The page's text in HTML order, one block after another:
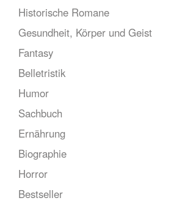
Historische Romane
Gesundheit, Körper und Geist
Fantasy
Belletristik
Humor
Sachbuch
Ernährung
Biographie
Horror
Bestseller